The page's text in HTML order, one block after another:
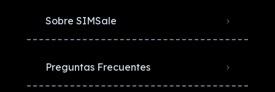
Sobre SIMSale
Preguntas Frecuentes